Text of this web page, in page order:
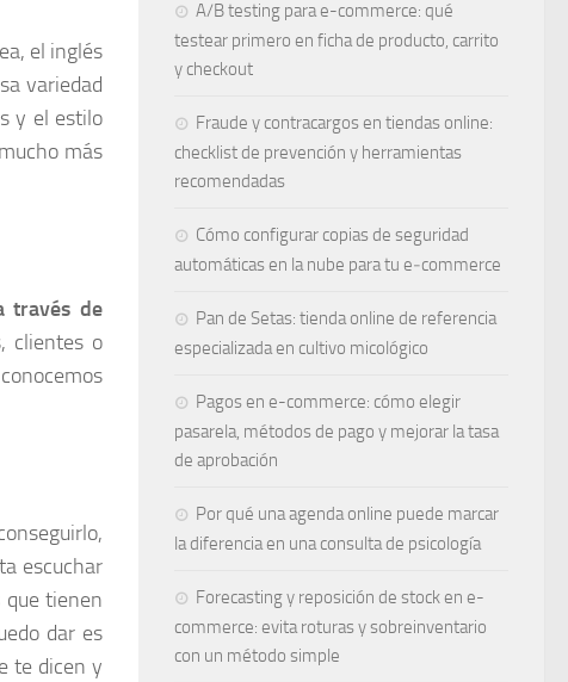
el inglés
variedad
y el estilo
más
través de
clientes o
escuchar
que tienen
dar es
te dicen y
A/B testing para e-commerce: qué
testear primero en ficha de producto, carrito
y checkout
Fraude y contracargos en tiendas online:
checklist de prevención y herramientas
recomendadas
Cómo configurar copias de seguridad
automáticas en la nube para tu e‑commerce
Pan de Setas: tienda online de referencia
especializada en cultivo micológico
Pagos en e-commerce: cómo elegir
pasarela, métodos de pago y mejorar la tasa
de aprobación
Por qué una agenda online puede marcar
la diferencia en una consulta de psicología
Forecasting y reposición de stock en e-
commerce: evita roturas y sobreinventario
con un método simple